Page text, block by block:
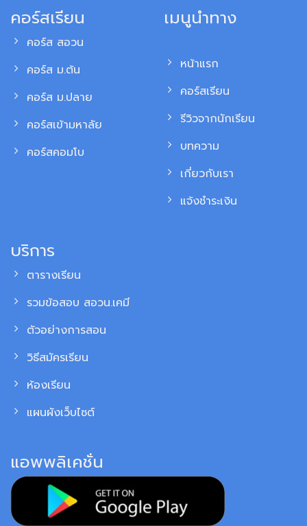
คอร์สเรียน
คอร์ส สอวน
คอร์ส ม.ต้น
คอร์ส ม.ปลาย
คอร์สเข้ามหาลัย
คอร์สคอมโบ
เมนูนำทาง
หน้าแรก
คอร์สเรียน
รีวิวจากนักเรียน
บทความ
เกี่ยวกับเรา
แจ้งชำระเงิน
บริการ
ตารางเรียน
รวมข้อสอบ สอวน.เคมี
ตัวอย่างการสอน
วิธีสมัครเรียน
ห้องเรียน
แผนผังเว็บไซต์
แอพพลิเคชั่น